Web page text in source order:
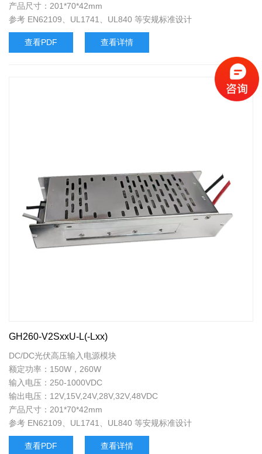
产品尺寸：201*70*42mm
参考 EN62109、UL1741、UL840 等安规标准设计
查看PDF 查看详情
GH260-V2SxxU-L(-Lxx)
DC/DC光伏高压输入电源模块
额定功率：150W，260W
输入电压：250-1000VDC
输出电压：12V,15V,24V,28V,32V,48VDC
产品尺寸：201*70*42mm
参考 EN62109、UL1741、UL840 等安规标准设计
查看PDF 查看详情